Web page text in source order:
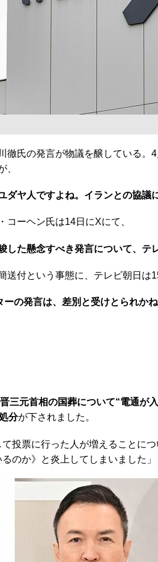
氏の発言が物議を醸している
、
ヤ人ですよね。イランとの協
ーヘン氏は14日にXにて、
た懸念すべき発言について、テ
付という事態に、テレビ朝日は
の発言は、差別と受けとられ
三元首相の国葬について“電通が
分が下されました。
投票に行った人が増えることにつ
のか》と炎上してしまいました」